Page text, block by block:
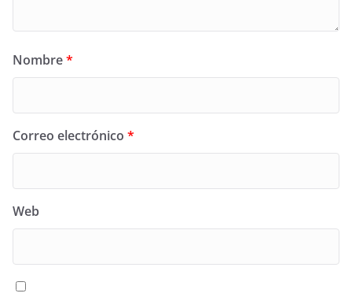
Nombre*
Correo electrónico *
Web